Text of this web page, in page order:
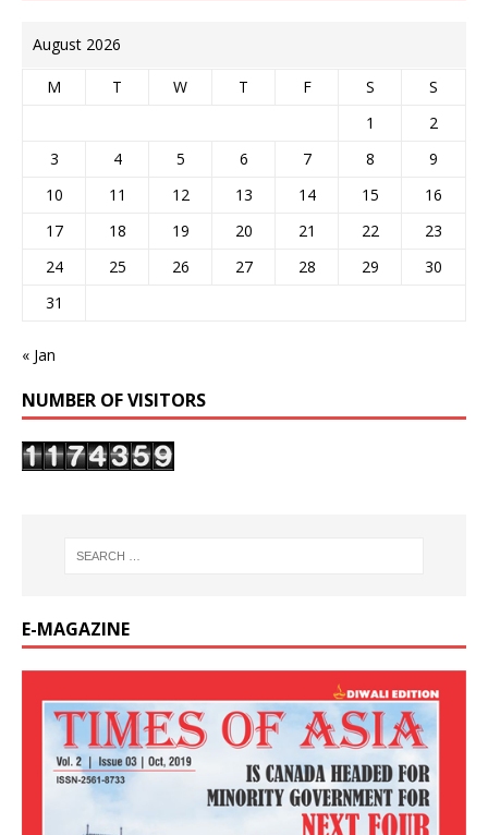
August 2026
M T W T F S
S
1
2
3
4 5 6 7 8
9
10
11 12 13 14 15
16
17
18 19 20 21 22
23
24
25 26 27 28 29
30
31
« Jan
NUMBER OF VISITORS
E-MAGAZINE